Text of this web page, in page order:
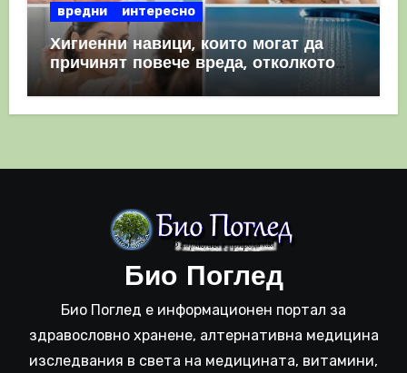
вредни интересно
Хигиенни навици, които могат да
причинят повече вреда, отколкото
полза
Био Поглед
Био Поглед е информационен портал за
здравословно хранене, алтернативна медицина
изследвания в света на медицината, витамини,